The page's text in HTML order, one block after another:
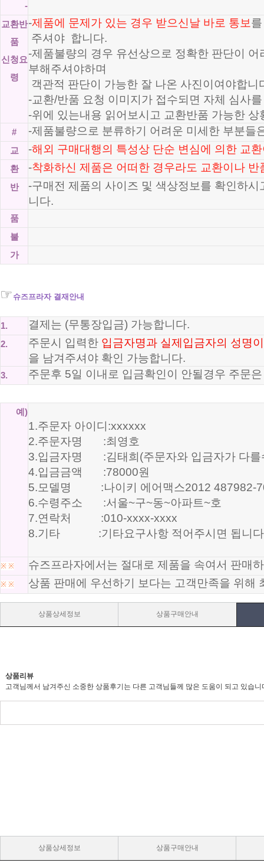
-
교환반
품
신청요
령
-제품에 문제가 있는 경우 받으신날 바로 통보
주셔야 합니다.
-제품불량의 경우 유선상으로 정확한 판단이
부해주셔야하며
객관적 판단이 가능한 잘 나온 사진이여야합니
-교환/반품 요청 이미지가 접수되면 자체 심사
-위에 있는내용 읽어보시고 교환반품 가능한
# -제품불량으로 분류하기 어려운 미세한 부분들
교 -해외 구매대행의 특성상 단순 변심에 의한 교
환 -착화하신 제품은 어떠한 경우라도 교환이나 반
반
-구매전 제품의 사이즈 및 색상정보를 확인하
니다.
품
불
가
☞ 슈즈프라자 결재안내
1. 결제는 (무통장입금) 가능합니다.
2. 주문시 입력한 입금자명과 실제입금자의 성명
을 남겨주셔야 확인 가능합니다.
3. 주문후 5일 이내로 입금확인이 안될경우 주문
예)
1.주문자 아이디:xxxxxx
2.주문자명 :최영호
3.입금자명 :김태희(주문자와 입금자가 다를
4.입금금액 :78000원
5.모델명 :나이키 에어맥스2012 487982-
6.수령주소 :서울~구~동~아파트~호
7.연락처 :010-xxxx-xxxx
8.기타 :기타요구사항 적어주시면 됩니
※ ※ 슈즈프라자에서는 절대로 제품을 속여서 판매
※ ※ 상품 판매에 우선하기 보다는 고객만족을 위해
상품상세정보 상품구매안내
상품리뷰
고객님께서 남겨주신 소중한 상품후기는 다른 고객님들께 많은 도움이 되고 있습니
상품상세정보 상품구매안내